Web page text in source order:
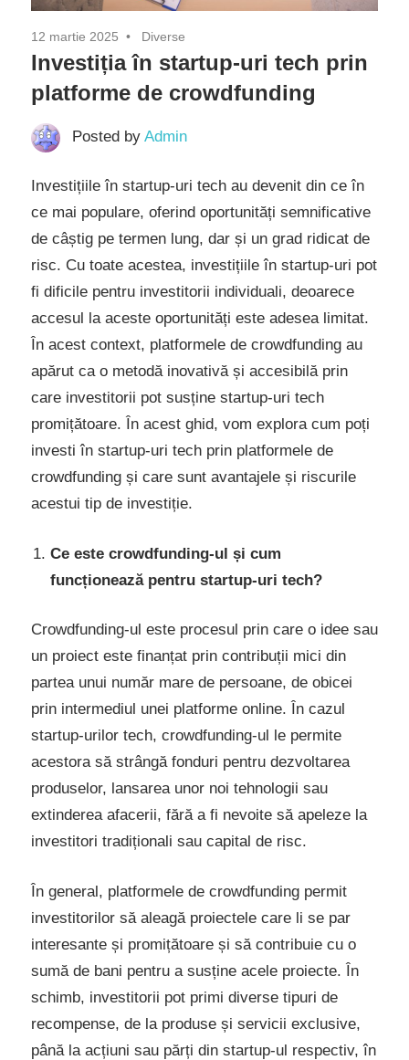
12 martie 2025 Diverse
Investiția în startup-uri tech prin
platforme de crowdfunding
Posted by Admin
Investițiile în startup-uri tech au devenit din ce în
ce mai populare, oferind oportunități semnificative
de câștig pe termen lung, dar și un grad ridicat de
risc. Cu toate acestea, investițiile în startup-uri pot
fi dificile pentru investitorii individuali, deoarece
accesul la aceste oportunități este adesea limitat.
În acest context, platformele de crowdfunding au
apărut ca o metodă inovativă și accesibilă prin
care investitorii pot susține startup-uri tech
promițătoare. În acest ghid, vom explora cum poți
investi în startup-uri tech prin platformele de
crowdfunding și care sunt avantajele și riscurile
acestui tip de investiție.
Ce este crowdfunding-ul și cum
funcționează pentru startup-uri tech?
Crowdfunding-ul este procesul prin care o idee sau
un proiect este finanțat prin contribuții mici din
partea unui număr mare de persoane, de obicei
prin intermediul unei platforme online. În cazul
startup-urilor tech, crowdfunding-ul le permite
acestora să strângă fonduri pentru dezvoltarea
produselor, lansarea unor noi tehnologii sau
extinderea afacerii, fără a fi nevoite să apeleze la
investitori tradiționali sau capital de risc.
În general, platformele de crowdfunding permit
investitorilor să aleagă proiectele care li se par
interesante și promițătoare și să contribuie cu o
sumă de bani pentru a susține acele proiecte. În
schimb, investitorii pot primi diverse tipuri de
recompense, de la produse și servicii exclusive,
până la acțiuni sau părți din startup-ul respectiv, în